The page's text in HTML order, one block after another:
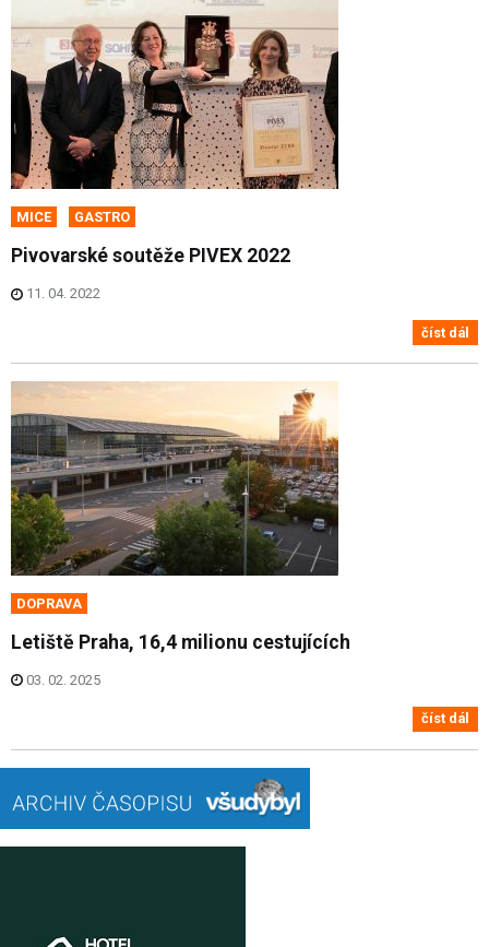
MICE GASTRO
Pivovarské soutěže PIVEX 2022
11. 04. 2022
číst dál
DOPRAVA
Letiště Praha, 16,4 milionu cestujících
03. 02. 2025
číst dál